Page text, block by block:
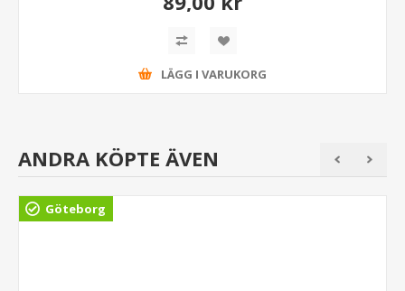
LÄGG I VARUKORG
ANDRA KÖPTE ÄVEN
Göteborg